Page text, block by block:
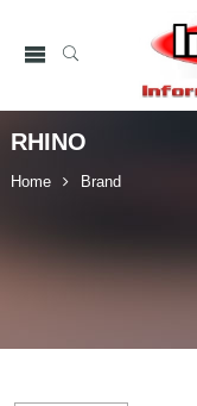
RHINO
Home Brand